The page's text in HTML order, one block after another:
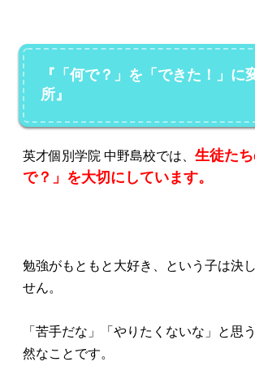
『「何で？」を「できた！」に
所』
英才個別学院 中野島校では、 生徒た
で？」を大切にしています。
勉強がもともと大好き、という子は決
せん。
「苦手だな」「やりたくないな」と思
然なことです。